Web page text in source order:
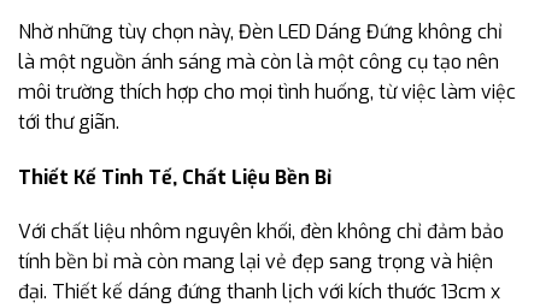
Nhờ những tùy chọn này, Đèn LED Dáng Đứng không chỉ
là một nguồn ánh sáng mà còn là một công cụ tạo nên
môi trường thích hợp cho mọi tình huống, từ việc làm việc
tới thư giãn.
Thiết Kế Tinh Tế, Chất Liệu Bền Bỉ
Với chất liệu nhôm nguyên khối, đèn không chỉ đảm bảo
tính bền bỉ mà còn mang lại vẻ đẹp sang trọng và hiện
đại. Thiết kế dáng đứng thanh lịch với kích thước 13cm x